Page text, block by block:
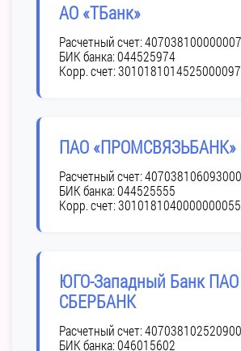
АО «ТБанк»
Расчетный счет:
БИК банка:044525974
Корр. счет:
ПАО «ПРОМСВЯЗЬБАНК»
Расчетный счет:
БИК банка:044525555
Корр. счет:
ЮГО-Западный Банк ПАО
СБЕРБАНК
Расчетный счет:
БИК банка:046015602